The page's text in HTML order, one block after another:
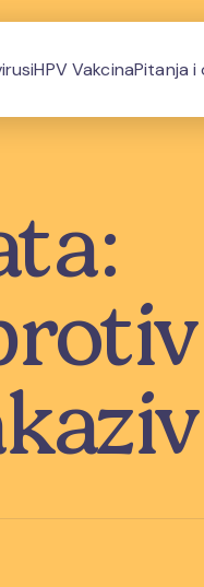
HPV VakcinaPitanja i